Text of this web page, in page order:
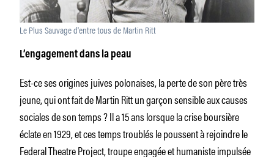
Le Plus Sauvage d'entre tous de Martin Ritt
L’engagement dans la peau
Est-ce ses origines juives polonaises, la perte de son père très
jeune, qui ont fait de Martin Ritt un garçon sensible aux causes
sociales de son temps ? Il a 15 ans lorsque la crise boursière
éclate en 1929, et ces temps troublés le poussent à rejoindre le
Federal Theatre Project, troupe engagée et humaniste impulsée